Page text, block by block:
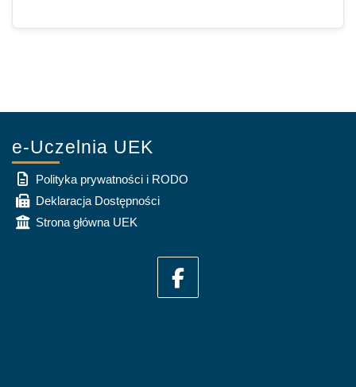
e-Uczelnia UEK
Polityka prywatności i RODO
Deklaracja Dostępności
Strona główna UEK